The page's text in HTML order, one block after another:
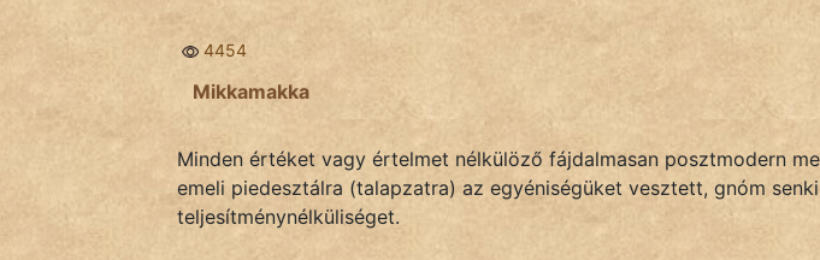
Monda
4454
Mikkamakka
Minden értéket vagy értelmet nélkülöző fájdalmasan posztmodern
emeli piedesztálra (talapzatra) az egyéniségüket vesztett, gnóm
teljesítménynélküliséget.